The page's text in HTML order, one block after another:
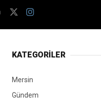
KATEGORİLER
Mersin
Gündem